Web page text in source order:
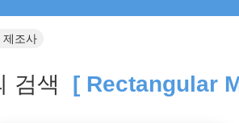
제조사
검색 [ Rectangular